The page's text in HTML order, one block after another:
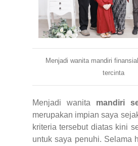
Menjadi wanita mandiri
tercinta
Menjadi wanita mandiri
merupakan impian saya
kriteria tersebut diatas kini
untuk saya penuhi. Selama